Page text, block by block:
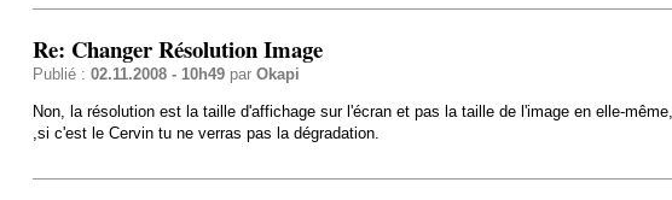
Re: Changer Résolution Image
Publié : 02.11.2008 - 10h49par Okapi
Non, la résolution est la taille d'affichage sur l'écran et pas la taille de l'image en elle-
,si c'est le Cervin tu ne verras pas la dégradation.